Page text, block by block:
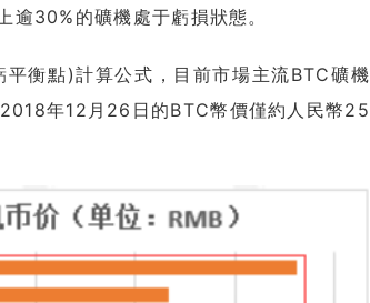
逾30%的礦機處于虧損狀態。
衡點)計算公式，目前市場主流BTC礦機
年12月26日的BTC幣價僅約人民幣25